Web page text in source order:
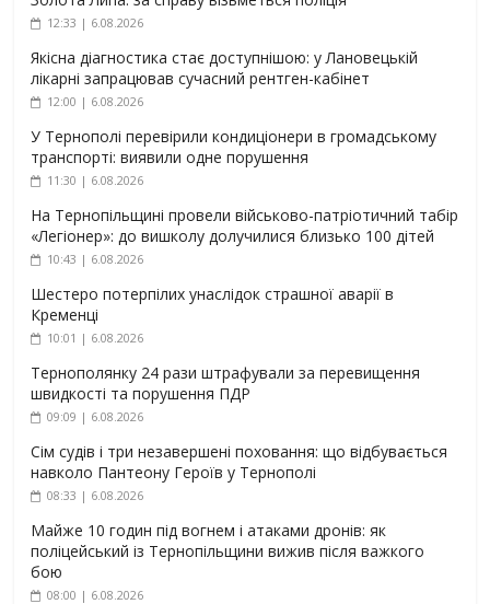
12:33 | 6.08.2026
Якісна діагностика стає доступнішою: у Лановецькій
лікарні запрацював сучасний рентген-кабінет
12:00 | 6.08.2026
У Тернополі перевірили кондиціонери в громадському
транспорті: виявили одне порушення
11:30 | 6.08.2026
На Тернопільщині провели військово-патріотичний табір
«Легіонер»: до вишколу долучилися близько 100 дітей
10:43 | 6.08.2026
Шестеро потерпілих унаслідок страшної аварії в
Кременці
10:01 | 6.08.2026
Тернополянку 24 рази штрафували за перевищення
швидкості та порушення ПДР
09:09 | 6.08.2026
Сім судів і три незавершені поховання: що відбувається
навколо Пантеону Героїв у Тернополі
08:33 | 6.08.2026
Майже 10 годин під вогнем і атаками дронів: як
поліцейський із Тернопільщини вижив після важкого
бою
08:00 | 6.08.2026